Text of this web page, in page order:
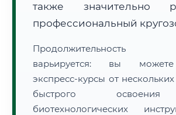
Нажмите на документ для увеличения
также значительно
профессиональный
Продолжительность
варьируется: вы
экспресс-курсы от
быстрого
биотехнологических